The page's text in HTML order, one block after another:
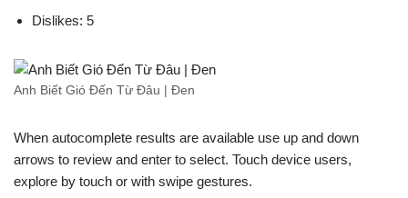
Dislikes: 5
Anh Biết Gió Đến Từ Đâu | Đen
When autocomplete results are available use up and down
arrows to review and enter to select. Touch device users,
explore by touch or with swipe gestures.